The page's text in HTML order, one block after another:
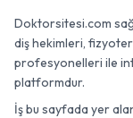
Doktorsitesi.com
diş hekimleri,
profesyonelleri ile
platformdur.
İş bu sayfada yer